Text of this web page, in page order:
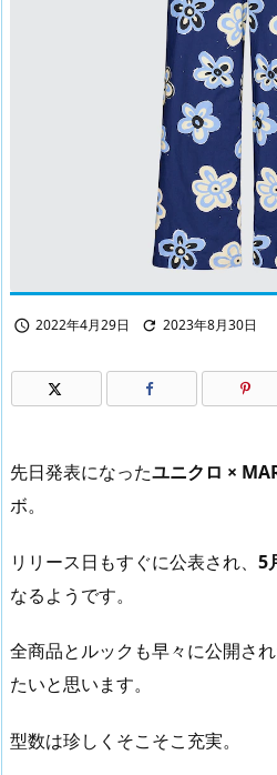
 2022年4月29日  2023年8月30日
先日発表になったユニクロ ×
ボ。
リリース日もすぐに公表され、 5
なるようです。
全商品とルックも早々に公開さ
たいと思います。
型数は珍しくそこそこ充実。